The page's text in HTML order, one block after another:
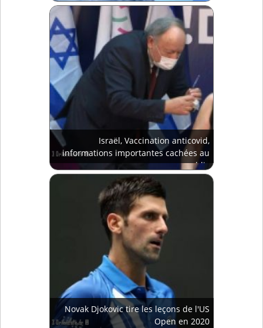
Israël, Vaccination anticovid,
informations importantes cachées au
public
Novak Djokovic tire les leçons de l'US
Open en 2020